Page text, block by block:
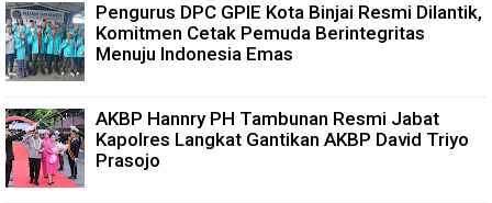
Pengurus DPC GPIE Kota Binjai Resmi Dilantik,
Komitmen Cetak Pemuda Berintegritas
Menuju Indonesia Emas
AKBP Hannry PH Tambunan Resmi Jabat
Kapolres Langkat Gantikan AKBP David Triyo
Prasojo